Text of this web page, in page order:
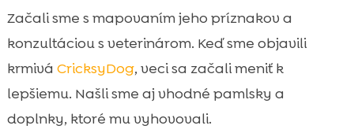
Naša voľba: krmivá CricksyDog ako
dlhodobé riešenie
Ely mokré krmivo a doplnky do misky pre
citlivé brušká
 Pamlsky MeatLover: 100 % mäso bez sóje
pre odmenu bez rizika
Začali sme s mapovaním jeho príznakov a
konzultáciou s veterinárom. Keď sme objavili
krmivá CricksyDog, veci sa začali meniť k
lepšiemu. Našli sme aj vhodné pamlsky a
doplnky, ktoré mu vyhovovali.